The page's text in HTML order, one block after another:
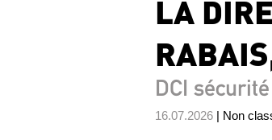
LA
DCI sécurité
16.07.2026 | Non